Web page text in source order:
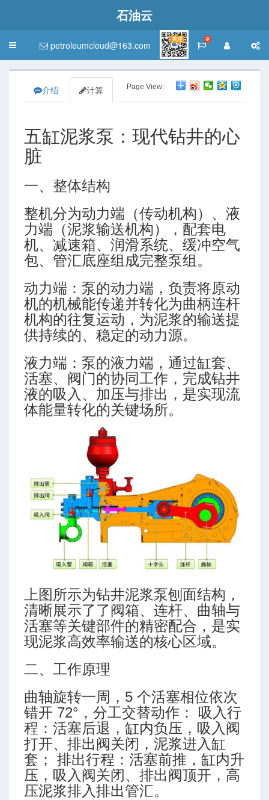
石油云
Toggle
petroleumcloud@163.com
关注 9
介绍 计算 Page View:
五缸泥浆泵：现代钻井的心
脏
一、整体结构
整机分为动力端（传动机构）、液
力端（泥浆输送机构），配套电
机、减速箱、润滑系统、缓冲空气
包、管汇底座组成完整泵组。
动力端：泵的动力端，负责将原动
机的机械能传递并转化为曲柄连杆
机构的往复运动，为泥浆的输送提
供持续的、稳定的动力源。
液力端：泵的液力端，通过缸套、
活塞、阀门的协同工作，完成钻井
液的吸入、加压与排出，是实现流
体能量转化的关键场所。
上图所示为钻井泥浆泵刨面结构，
清晰展示了了阀箱、连杆、曲轴与
活塞等关键部件的精密配合，是实
现泥浆高效率输送的核心区域。
二、工作原理
曲轴旋转一周，5 个活塞相位依次
错开 72°，分工交替动作： 吸入行
程：活塞后退，缸内负压，吸入阀
打开、排出阀关闭，泥浆进入缸
套； 排出行程：活塞前推，缸内升
压，吸入阀关闭、排出阀顶开，高
压泥浆排入排出管汇。